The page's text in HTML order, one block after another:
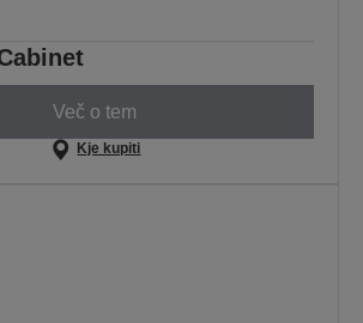
Več o tem
Kje kupiti